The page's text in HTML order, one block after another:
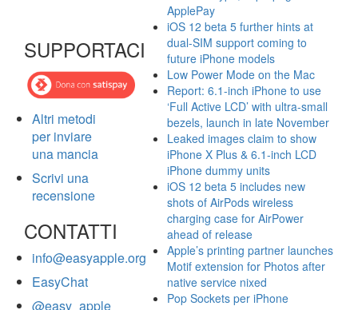
SUPPORTACI
Altri metodi
per inviare
una mancia
Scrivi una
recensione
CONTATTI
info@easyapple.org
EasyChat
@easy_apple
ApplePay
iOS 12 beta 5 further hints at
dual-SIM support coming to
future iPhone models
Low Power Mode on the Mac
Report: 6.1-inch iPhone to use
‘Full Active LCD’ with ultra-small
bezels, launch in late November
Leaked images claim to show
iPhone X Plus & 6.1-inch LCD
iPhone dummy units
iOS 12 beta 5 includes new
shots of AirPods wireless
charging case for AirPower
ahead of release
Apple’s printing partner launches
Motif extension for Photos after
native service nixed
Pop Sockets per iPhone